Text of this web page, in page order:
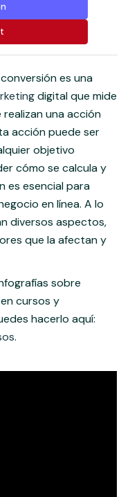
es una
digital que mide
una acción
acción puede ser
objetivo
cómo se calcula y
es esencial para
en línea. A lo
diversos aspectos,
que la afectan y
sobre
cursos y
hacerlo aquí:
.